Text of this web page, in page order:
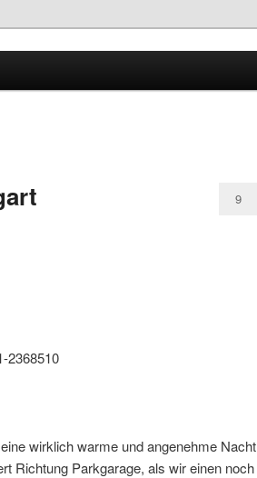
9
2368510
wirklich warme und angenehme Nacht
Richtung Parkgarage, als wir einen noch